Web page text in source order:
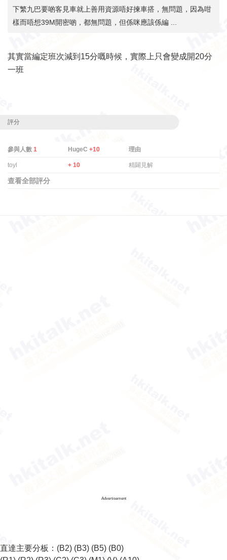
下繁九巴要啲客見車就上善用資源唔好揀車搭，無問題，因為咁
樣而唔想39M開密啲，都無問題，但係咪應該係編 ...
其實當編定班次減到15分嘅時候，實際上只會變成開20分
一班
評分
參與人數 1 HugeC+10 理由
toyl + 10 精闢見解
查看全部評分
Advertisement
直達主要分板： (B2) (B3) (B5) (B0)